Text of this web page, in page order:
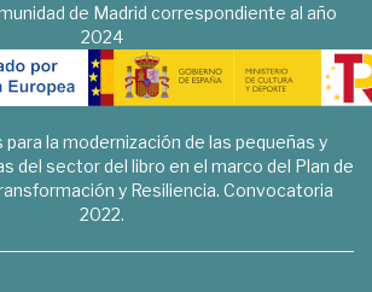
de Madrid correspondiente al año
2024
para la modernización de las pequeñas y
del sector del libro en el marco del Plan de
y Resiliencia. Convocatoria
2022.